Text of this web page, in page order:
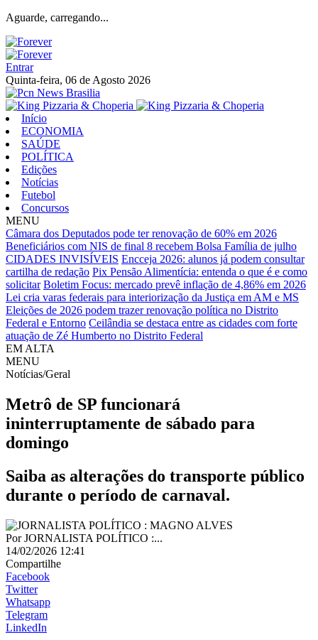
Aguarde, carregando...
Entrar
Quinta-feira, 06 de Agosto 2026
Início
ECONOMIA
SAÚDE
POLÍTICA
Edições
Notícias
Futebol
Concursos
MENU
Câmara dos Deputados pode ter renovação de 60% em 2026
Beneficiários com NIS de final 8 recebem Bolsa Família de julho
CIDADES INVISÍVEIS Encceja 2026: alunos já podem consultar
cartilha de redação Pix Pensão Alimentícia: entenda o que é e como
solicitar Boletim Focus: mercado prevê inflação de 4,86% em 2026
Lei cria varas federais para interiorização da Justiça em AM e MS
Eleições de 2026 podem trazer renovação política no Distrito
Federal e Entorno Ceilândia se destaca entre as cidades com forte
atuação de Zé Humberto no Distrito Federal
EM ALTA
MENU
Notícias/Geral
Metrô de SP funcionará
ininterruptamente de sábado para
domingo
Saiba as alterações do transporte público
durante o período de carnaval.
PorJORNALISTA POLÍTICO :...
14/02/2026 12:41
Compartilhe
Facebook
Twitter
Whatsapp
Telegram
LinkedIn